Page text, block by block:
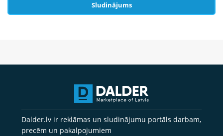
Sludinājums
Dalder.lv ir reklāmas un sludinājumu portāls darbam,
precēm un pakalpojumiem